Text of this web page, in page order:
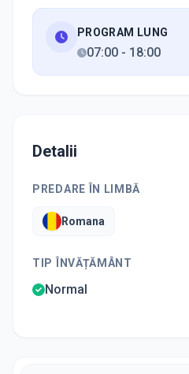
PROGRAM LUNG
07:00 - 18:00
Detalii
PREDARE ÎN LIMBĂ
Romana
TIP ÎNVĂȚĂMÂNT
Normal